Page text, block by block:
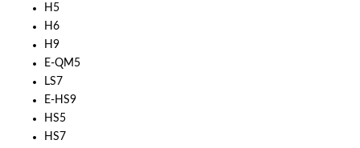
H5
H6
H9
E-QM5
LS7
E-HS9
HS5
HS7